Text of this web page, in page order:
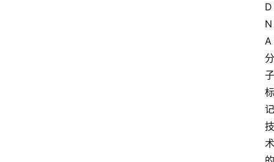
D
N
A
分
子
标
记
技
术